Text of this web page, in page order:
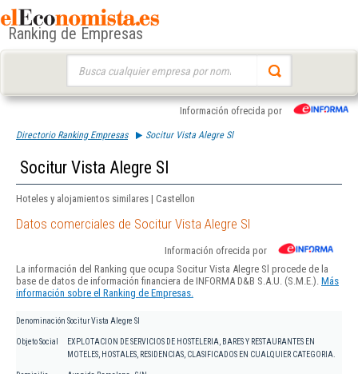
Ranking de Empresas
Información ofrecida por
Directorio Ranking Empresas Socitur Vista Alegre Sl
Socitur Vista Alegre Sl
Hoteles y alojamientos similares | Castellon
Datos comerciales de Socitur Vista Alegre Sl
Información ofrecida por
La información del Ranking que ocupa Socitur Vista Alegre Sl procede de la
base de datos de información financiera de INFORMA D&B S.A.U. (S.M.E.). Más
información sobre el Ranking de Empresas.
Denominación Socitur Vista Alegre Sl
Objeto Social
EXPLOTACION DE SERVICIOS DE HOSTELERIA, BARES Y RESTAURANTES EN
MOTELES, HOSTALES, RESIDENCIAS, CLASIFICADOS EN CUALQUIER CATEGORIA.